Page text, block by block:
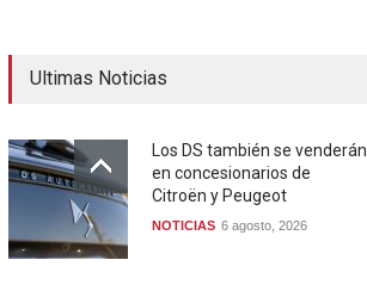
Ultimas Noticias
Los DS también se venderán
en concesionarios de
Citroën y Peugeot
NOTICIAS 6 agosto, 2026